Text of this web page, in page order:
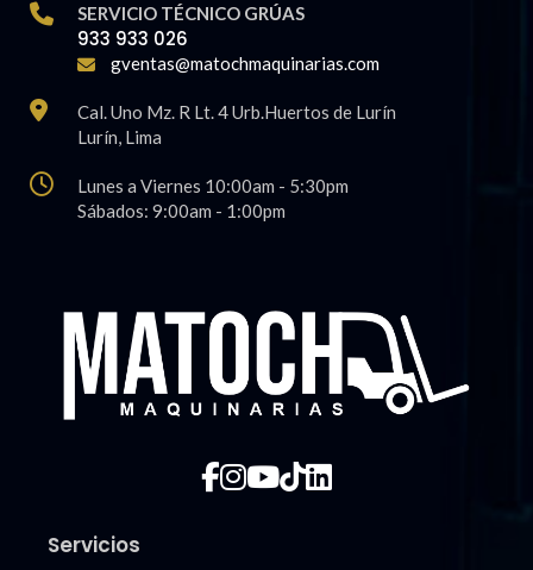
SERVICIO TÉCNICO GRÚAS
933 933 026
gventas@matochmaquinarias.com
Cal. Uno Mz. R Lt. 4 Urb.Huertos de Lurín
Lurí­n, Lima
Lunes a Viernes 10:00am - 5:30pm
Sábados: 9:00am - 1:00pm
Servicios